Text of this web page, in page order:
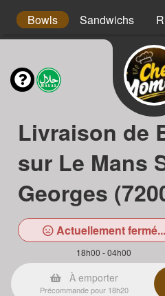
Bowls Sandwichs
Livraison de
sur Le Mans
Georges
Actuellement fermé...
18h00 - 04h00
À emporter
Précommande pour 18h20